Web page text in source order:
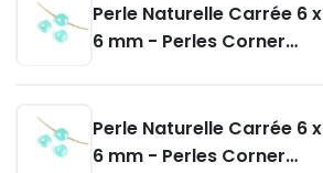
Perle Naturelle Carrée 6 x
6 mm - Perles Corner
Perle Naturelle Carrée 6 x
6 mm - Perles Corner